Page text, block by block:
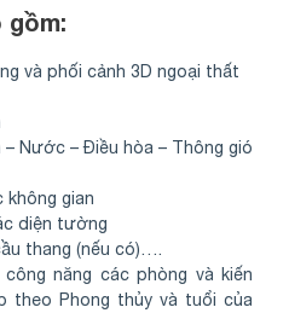
và phối cảnh 3D ngoại thất
– Nước – Điều hòa – Thông gió
không gian
diện tường
thang (nếu có)….
năng các phòng và kiến
Phong thủy và tuổi của